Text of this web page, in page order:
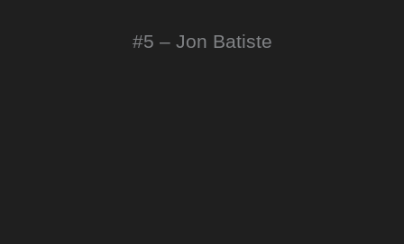
#5 – Jon Batiste